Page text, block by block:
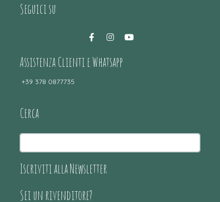
Seguici su
Assistenza Clienti e Whatsapp
+39 378 0877735
Cerca
Iscriviti alla Newsletter
Sei un rivenditore?